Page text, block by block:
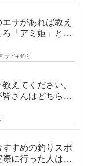
サがあれば教え
「アミ姫」とい
サビキ釣り
えてください。
さんはどちらが
すめの釣りスポ
に行った人はど